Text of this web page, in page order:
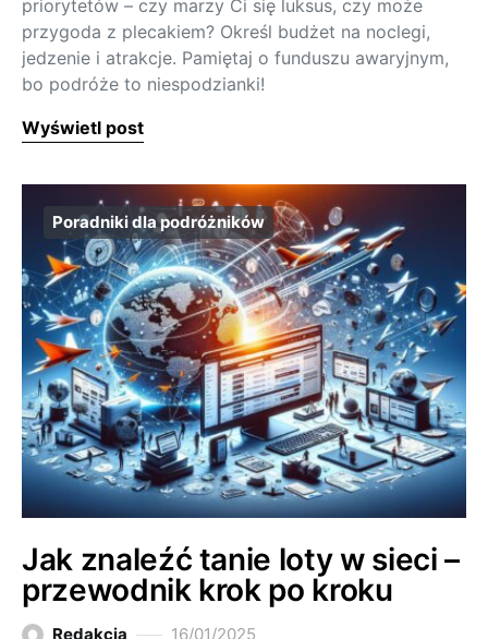
priorytetów – czy marzy Ci się luksus, czy może
przygoda z plecakiem? Określ budżet na noclegi,
jedzenie i atrakcje. Pamiętaj o funduszu awaryjnym,
bo podróże to niespodzianki!
Wyświetl post
Poradniki dla podróżników
Jak znaleźć tanie loty w sieci –
przewodnik krok po kroku
Redakcja 16/01/2025